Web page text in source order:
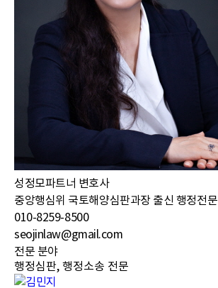
성정모파트너 변호사
중앙행심위 국토해양심판과장 출신 행정전문
010-8259-8500
seojinlaw@gmail.com
전문 분야
행정심판, 행정소송 전문